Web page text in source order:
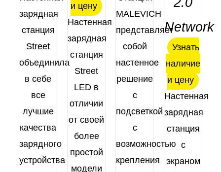
зарядная
станция
Street
объединила
в себе
все
лучшие
качества
зарядного
устройства
и цену
Настенная
зарядная
станция
Street
LED в
отличии
от своей
более
простой
модели
MALEVICH
представляет
собой
настенное
решение
с
подсветкой
с
возможностью
крепления
Network
Узнать
наличие
и цену
Настенная
зарядная
станция
с
экраном